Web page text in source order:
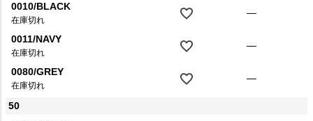
0010/BLACK
在庫切れ
—
0011/NAVY
在庫切れ
—
0080/GREY
在庫切れ
—
50